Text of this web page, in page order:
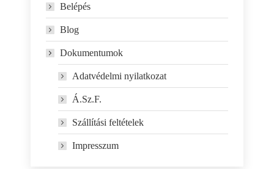
Belépés
Blog
Dokumentumok
Adatvédelmi nyilatkozat
Á.Sz.F.
Szállítási feltételek
Impresszum